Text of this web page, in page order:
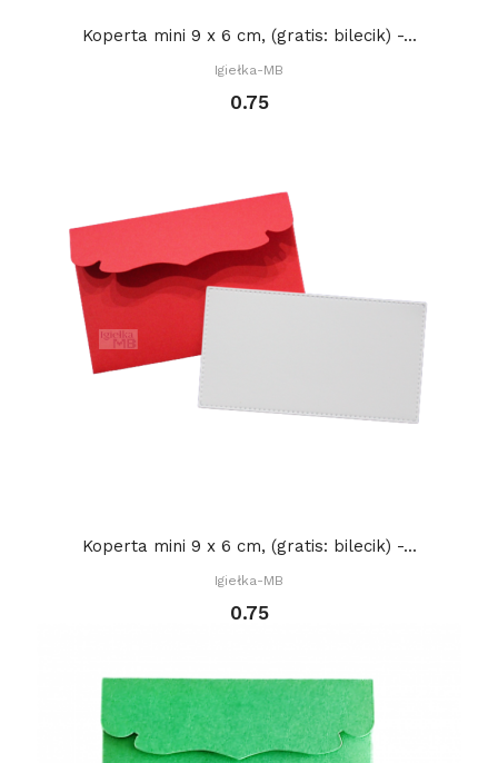
Koperta mini 9 x 6 cm, (gratis: bilecik) -...
Igiełka-MB
0.75
Koperta mini 9 x 6 cm, (gratis: bilecik) -...
Igiełka-MB
0.75